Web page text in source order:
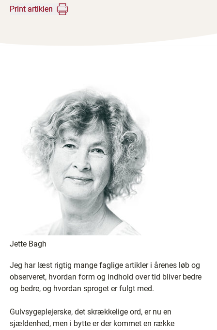
Print artiklen
Jette Bagh
Jeg har læst rigtig mange faglige artikler i årenes løb og
observeret, hvordan form og indhold over tid bliver bedre
og bedre, og hvordan sproget er fulgt med.
Gulvsygeplejerske, det skrækkelige ord, er nu en
sjældenhed, men i bytte er der kommet en række